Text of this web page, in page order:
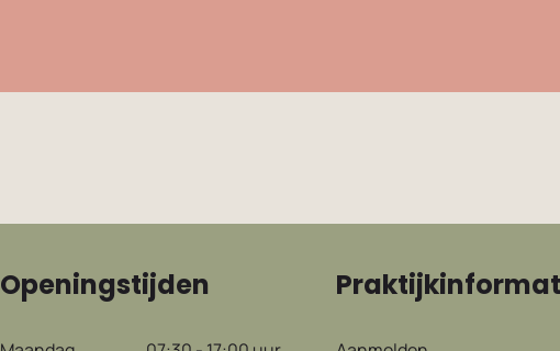
Openingstijden